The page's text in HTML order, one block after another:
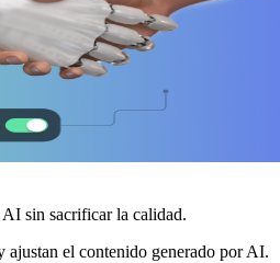
sin sacrificar la calidad.
ajustan el contenido generado por AI.